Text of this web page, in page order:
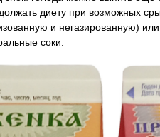
диету при возможных
и негазированную)
соки.